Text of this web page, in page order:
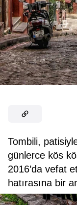
Tombili,
günlerce kös
2016’da vefat
hatırasına bir